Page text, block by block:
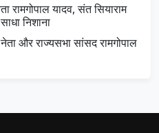
रामगोपाल यादव, संत सियाराम
निशाना
नेता और राज्यसभा सांसद रामगोपाल